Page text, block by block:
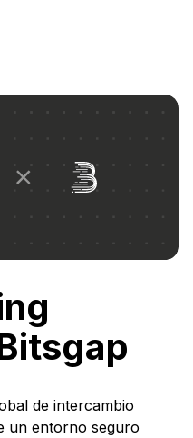
de intercambio
un entorno seguro